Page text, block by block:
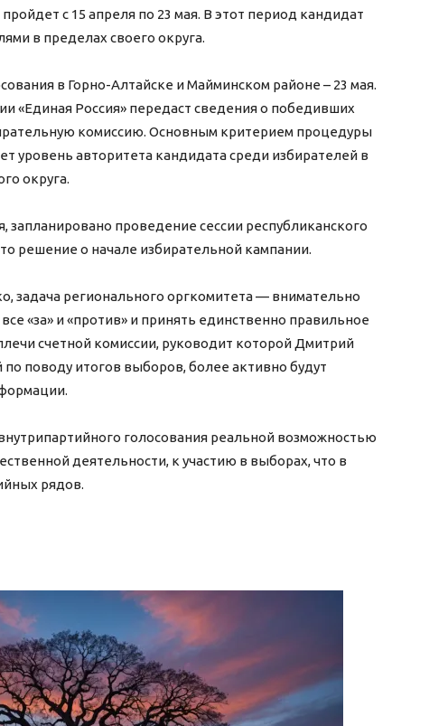
с 15 апреля по 23 мая. В этот период кандидат
в пределах своего округа.
в Горно-Алтайске и Майминском районе – 23 мая.
«Единая Россия» передаст сведения о победивших
комиссию. Основным критерием процедуры
уровень авторитета кандидата среди избирателей в
округа.
запланировано проведение сессии республиканского
решение о начале избирательной кампании.
задача регионального оргкомитета — внимательно
«за» и «против» и принять единственно правильное
счетной комиссии, руководит которой Дмитрий
поводу итогов выборов, более активно будут
голосования реальной возможностью
деятельности, к участию в выборах, что в
рядов.